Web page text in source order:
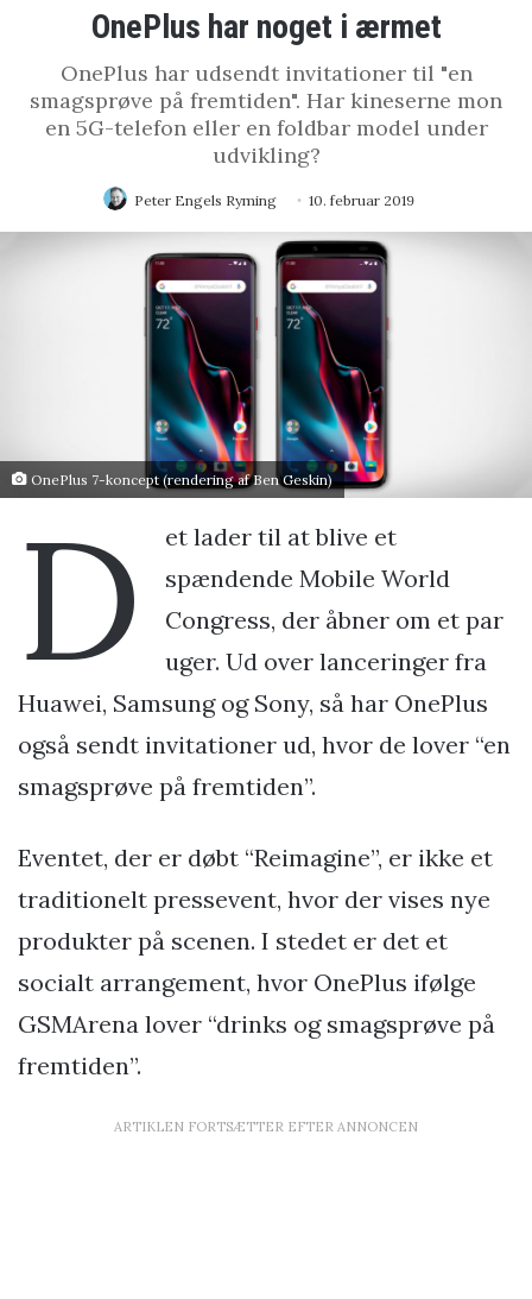
OnePlus har noget i ærmet
OnePlus har udsendt invitationer til "en
smagsprøve på fremtiden". Har kineserne mon
en 5G-telefon eller en foldbar model under
udvikling?
Peter Engels Ryming 10. februar 2019
OnePlus 7-koncept (rendering af Ben Geskin)
D
et lader til at blive et
spændende Mobile World
Congress, der åbner om et par
uger. Ud over lanceringer fra
Huawei, Samsung og Sony, så har OnePlus
også sendt invitationer ud, hvor de lover “en
smagsprøve på fremtiden”.
Eventet, der er døbt “Reimagine”, er ikke et
traditionelt pressevent, hvor der vises nye
produkter på scenen. I stedet er det et
socialt arrangement, hvor OnePlus ifølge
GSMArena lover “drinks og smagsprøve på
fremtiden”.
ARTIKLEN FORTSÆTTER EFTER ANNONCEN